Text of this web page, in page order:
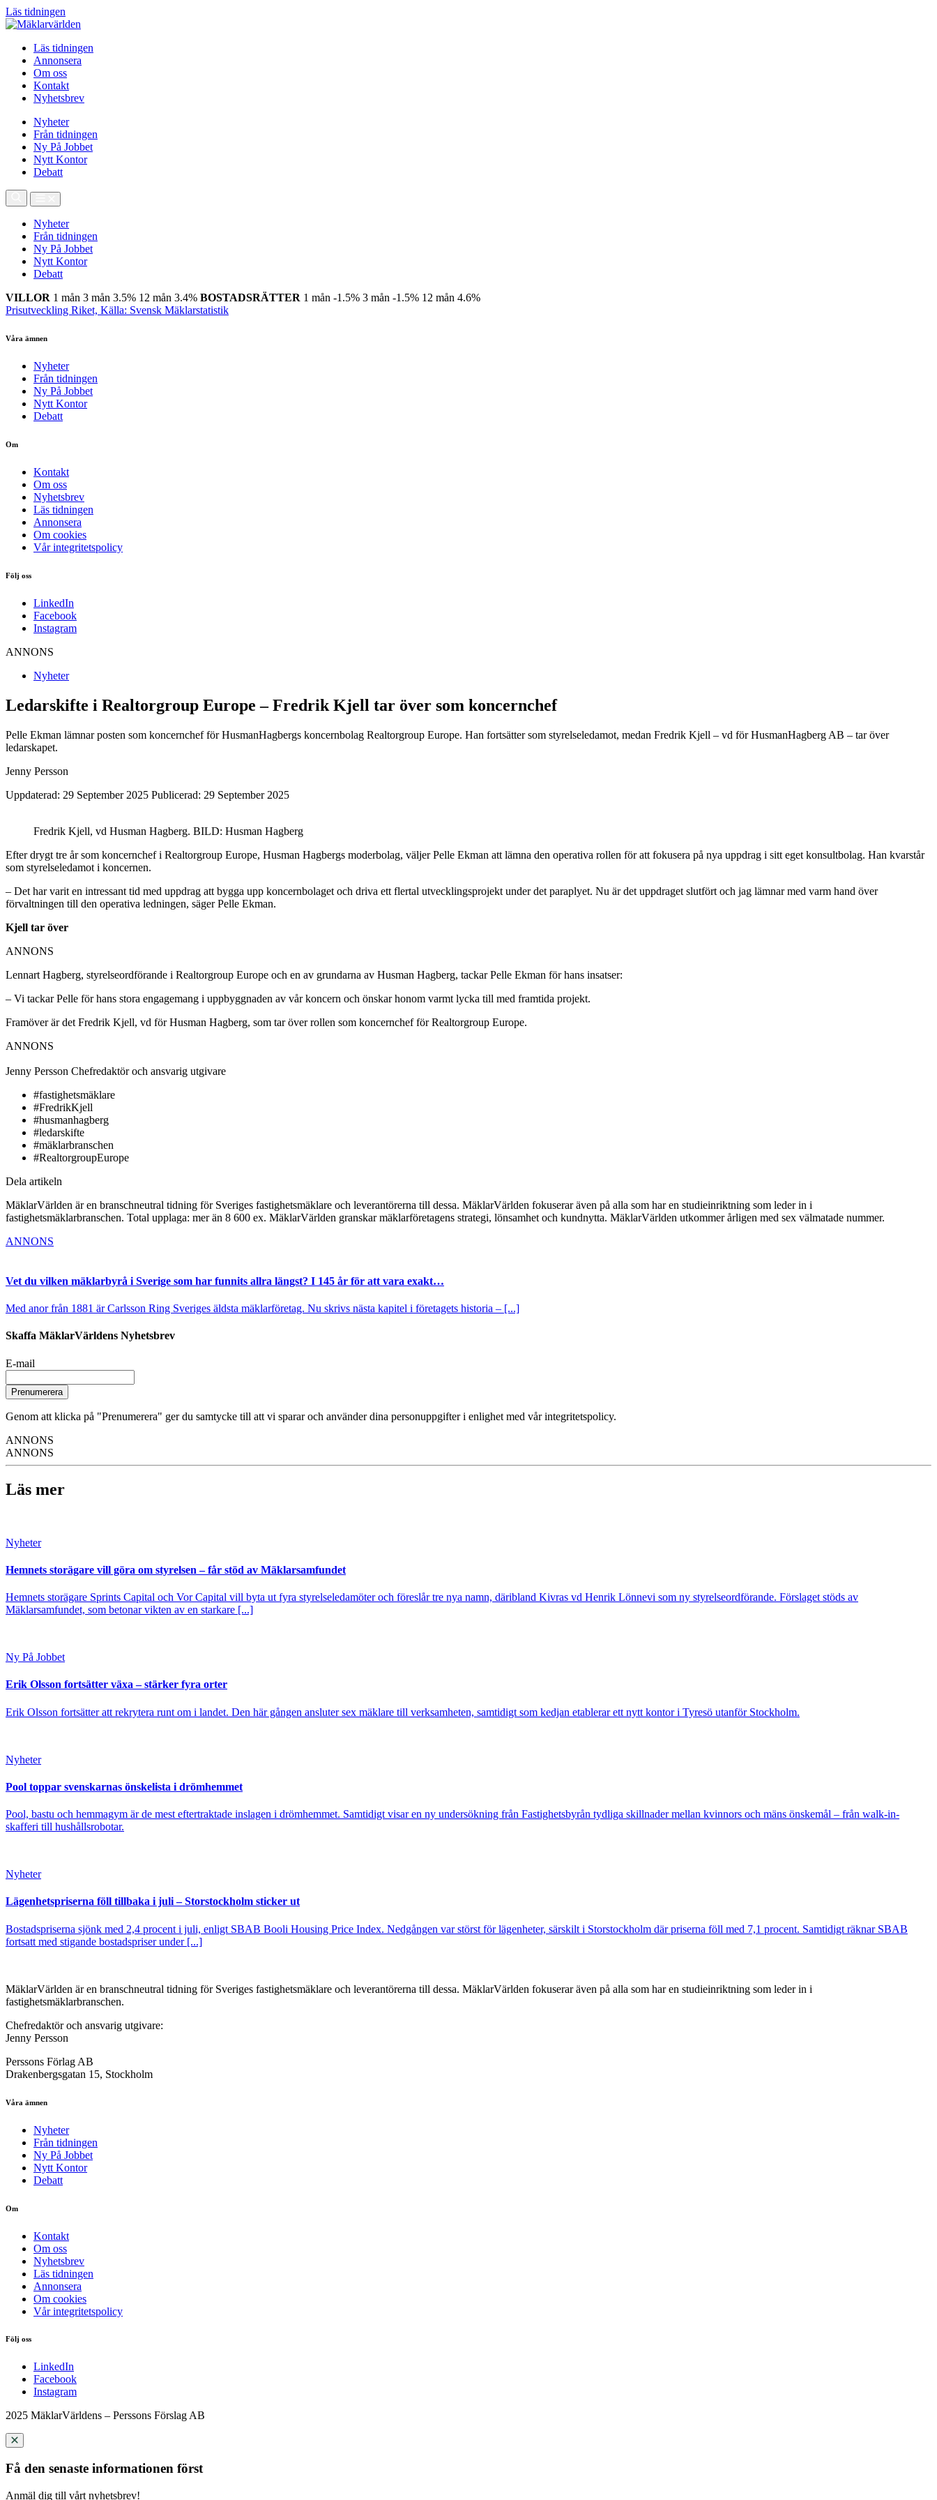
Läs tidningen
Läs tidningen
Annonsera
Om oss
Kontakt
Nyhetsbrev
Nyheter
Från tidningen
Ny På Jobbet
Nytt Kontor
Debatt
Nyheter
Från tidningen
Ny På Jobbet
Nytt Kontor
Debatt
VILLOR 1 mån 3 mån 3.5% 12 mån 3.4% BOSTADSRÄTTER 1 mån -1.5% 3 mån -1.5% 12 mån 4.6%
Prisutveckling Riket, Källa: Svensk Mäklarstatistik
Våra ämnen
Nyheter
Från tidningen
Ny På Jobbet
Nytt Kontor
Debatt
Om
Kontakt
Om oss
Nyhetsbrev
Läs tidningen
Annonsera
Om cookies
Vår integritetspolicy
Följ oss
LinkedIn
Facebook
Instagram
ANNONS
Nyheter
Ledarskifte i Realtorgroup Europe – Fredrik Kjell tar över som koncernchef
Pelle Ekman lämnar posten som koncernchef för HusmanHagbergs koncernbolag Realtorgroup Europe. Han fortsätter som styrelseledamot, medan Fredrik Kjell – vd för HusmanHagberg AB – tar över
ledarskapet.
Jenny Persson
Uppdaterad: 29 September 2025 Publicerad: 29 September 2025
Fredrik Kjell, vd Husman Hagberg. BILD: Husman Hagberg
Efter drygt tre år som koncernchef i Realtorgroup Europe, Husman Hagbergs moderbolag, väljer Pelle Ekman att lämna den operativa rollen för att fokusera på nya uppdrag i sitt eget konsultbolag. Han kvarstår
som styrelseledamot i koncernen.
– Det har varit en intressant tid med uppdrag att bygga upp koncernbolaget och driva ett flertal utvecklingsprojekt under det paraplyet. Nu är det uppdraget slutfört och jag lämnar med varm hand över
förvaltningen till den operativa ledningen, säger Pelle Ekman.
Kjell tar över
ANNONS
Lennart Hagberg, styrelseordförande i Realtorgroup Europe och en av grundarna av Husman Hagberg, tackar Pelle Ekman för hans insatser:
– Vi tackar Pelle för hans stora engagemang i uppbyggnaden av vår koncern och önskar honom varmt lycka till med framtida projekt.
Framöver är det Fredrik Kjell, vd för Husman Hagberg, som tar över rollen som koncernchef för Realtorgroup Europe.
ANNONS
Jenny Persson Chefredaktör och ansvarig utgivare
#fastighetsmäklare
#FredrikKjell
#husmanhagberg
#ledarskifte
#mäklarbranschen
#RealtorgroupEurope
Dela artikeln
MäklarVärlden är en branschneutral tidning för Sveriges fastighetsmäklare och leverantörerna till dessa. MäklarVärlden fokuserar även på alla som har en studieinriktning som leder in i
fastighetsmäklarbranschen. Total upplaga: mer än 8 600 ex. MäklarVärlden granskar mäklarföretagens strategi, lönsamhet och kundnytta. MäklarVärlden utkommer årligen med sex välmatade nummer.
ANNONS
Vet du vilken mäklarbyrå i Sverige som har funnits allra längst? I 145 år för att vara exakt…
Med anor från 1881 är Carlsson Ring Sveriges äldsta mäklarföretag. Nu skrivs nästa kapitel i företagets historia – [...]
Skaffa MäklarVärldens Nyhetsbrev
E-mail
Prenumerera
Genom att klicka på "Prenumerera" ger du samtycke till att vi sparar och använder dina personuppgifter i enlighet med vår integritetspolicy.
ANNONS
ANNONS
Läs mer
Nyheter
Hemnets storägare vill göra om styrelsen – får stöd av Mäklarsamfundet
Hemnets storägare Sprints Capital och Vor Capital vill byta ut fyra styrelseledamöter och föreslår tre nya namn, däribland Kivras vd Henrik Lönnevi som ny styrelseordförande. Förslaget stöds av
Mäklarsamfundet, som betonar vikten av en starkare [...]
Ny På Jobbet
Erik Olsson fortsätter växa – stärker fyra orter
Erik Olsson fortsätter att rekrytera runt om i landet. Den här gången ansluter sex mäklare till verksamheten, samtidigt som kedjan etablerar ett nytt kontor i Tyresö utanför Stockholm.
Nyheter
Pool toppar svenskarnas önskelista i drömhemmet
Pool, bastu och hemmagym är de mest eftertraktade inslagen i drömhemmet. Samtidigt visar en ny undersökning från Fastighetsbyrån tydliga skillnader mellan kvinnors och mäns önskemål – från walk-in-
skafferi till hushållsrobotar.
Nyheter
Lägenhetspriserna föll tillbaka i juli – Storstockholm sticker ut
Bostadspriserna sjönk med 2,4 procent i juli, enligt SBAB Booli Housing Price Index. Nedgången var störst för lägenheter, särskilt i Storstockholm där priserna föll med 7,1 procent. Samtidigt räknar SBAB
fortsatt med stigande bostadspriser under [...]
MäklarVärlden är en branschneutral tidning för Sveriges fastighetsmäklare och leverantörerna till dessa. MäklarVärlden fokuserar även på alla som har en studieinriktning som leder in i
fastighetsmäklarbranschen.
Chefredaktör och ansvarig utgivare:
Jenny Persson
Perssons Förlag AB
Drakenbergsgatan 15, Stockholm
Våra ämnen
Nyheter
Från tidningen
Ny På Jobbet
Nytt Kontor
Debatt
Om
Kontakt
Om oss
Nyhetsbrev
Läs tidningen
Annonsera
Om cookies
Vår integritetspolicy
Följ oss
LinkedIn
Facebook
Instagram
2025 MäklarVärldens – Perssons Förslag AB
Få den senaste informationen först
Anmäl dig till vårt nyhetsbrev!